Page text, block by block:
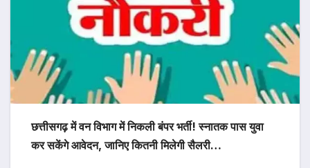
छत्तीसगढ़ में वन विभाग में निकली बंपर भर्ती! स्नातक पास युवा
कर सकेंगे आवेदन, जानिए कितनी मिलेगी सैलरी…